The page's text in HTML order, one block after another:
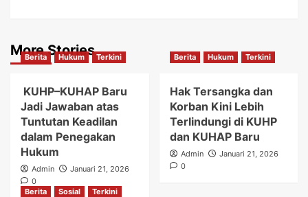
More Stories
Berita Hukum Terkini
KUHP–KUHAP Baru
Jadi Jawaban atas
Tuntutan Keadilan
dalam Penegakan
Hukum
Admin
Januari 21, 2026
0
Berita Hukum Terkini
Hak Tersangka dan
Korban Kini Lebih
Terlindungi di KUHP
dan KUHAP Baru
Admin
Januari 21, 2026
0
Berita Sosial Terkini